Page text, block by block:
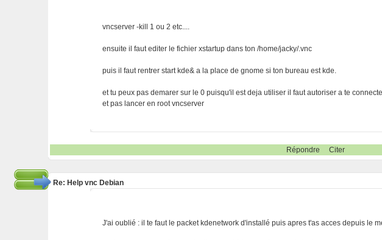
vncserver -kill 1 ou 2 etc....
ensuite il faut editer le fichier xstartup dans ton /home/jacky/.vnc
puis il faut rentrer start kde& a la place de gnome si ton bureau est kde.
et tu peux pas demarer sur le 0 puisqu'il est deja utiliser il faut autoriser a te
et pas lancer en root vncserver
Répondre Citer
Re: Help vnc Debian
J'ai oublié : il te faut le packet kdenetwork d'installé puis apres t'as acces depuis le